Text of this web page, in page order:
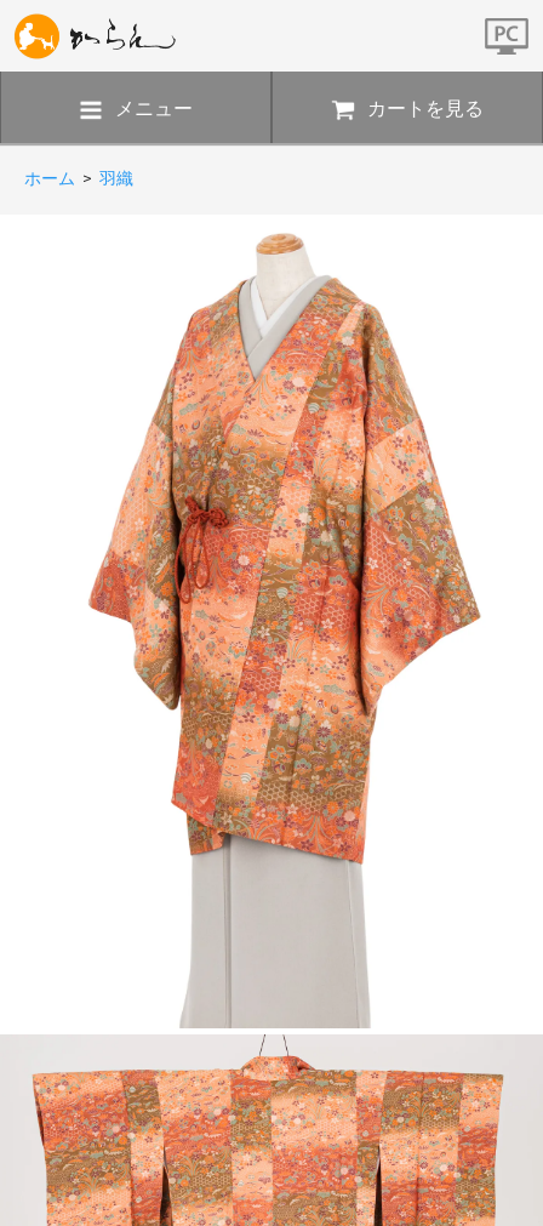
メニュー カートを見る
ホーム > 羽織